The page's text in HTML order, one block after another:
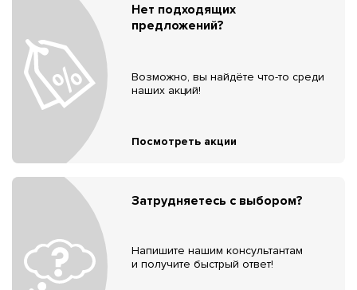
Нет подходящих
предложений?
Возможно, вы найдёте что-то среди
наших акций!
Посмотреть акции
Затрудняетесь с выбором?
Напишите нашим консультантам
и получите быстрый ответ!